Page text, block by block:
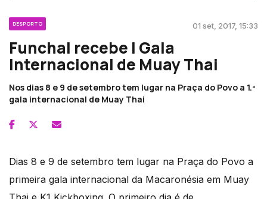
DESPORTO 01 set, 2017, 15:33
Funchal recebe I Gala
Internacional de Muay Thai
Nos dias 8 e 9 de setembro tem lugar na Praça do Povo a 1.ª
gala internacional de Muay Thai
Dias 8 e 9 de setembro tem lugar na Praça do Povo a
primeira gala internacional da Macaronésia em Muay